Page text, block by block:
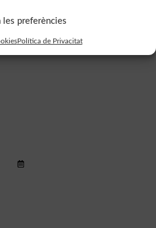
les preferències
Política de Privacitat
memory in
Llegir més >